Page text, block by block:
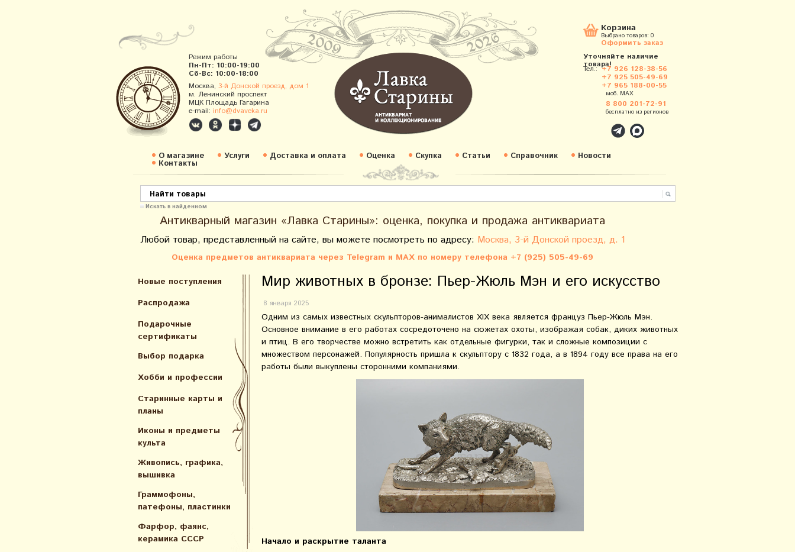
Режим работы
Пн-Пт: 10:00-19:00
Сб-Вс: 10:00-18:00
Москва, 3-й Донской проезд, дом 1
м. Ленинский проспект
МЦК Площадь Гагарина
e-mail: info@dvaveka.ru
Корзина
Выбрано товаров: 0
Оформить заказ
Уточняйте наличие
товара!
Тел.: +7 926 128-38-56
+7 925 505-49-69
+7 965 188-00-55
моб. MAX
8 800 201-72-91
бесплатно из регионов
О магазине Услуги Доставка и оплата Оценка Скупка Статьи Справочник Новости
Контакты
Искать в найденном
Антикварный магазин «Лавка Старины»: оценка, покупка и продажа антиквариата
Любой товар, представленный на сайте, вы можете посмотреть по адресу: Москва, 3-й Донской проезд, д. 1
Оценка предметов антиквариата через Telegram и MAX по номеру телефона +7 (925) 505-49-69
Новые поступления
Распродажа
Подарочные
сертификаты
Выбор подарка
Хобби и профессии
Старинные карты и
планы
Иконы и предметы
культа
Живопись, графика,
вышивка
Граммофоны,
патефоны, пластинки
Фарфор, фаянс,
керамика СССР
Мир животных в бронзе: Пьер-Жюль Мэн и его искусство
8 января 2025
Одним из самых известных скульпторов-анималистов XIX века является француз Пьер-Жюль Мэн.
Основное внимание в его работах сосредоточено на сюжетах охоты, изображая собак, диких животных
и птиц. В его творчестве можно встретить как отдельные фигурки, так и сложные композиции с
множеством персонажей. Популярность пришла к скульптору с 1832 года, а в 1894 году все права на его
работы были выкуплены сторонними компаниями.
Начало и раскрытие таланта